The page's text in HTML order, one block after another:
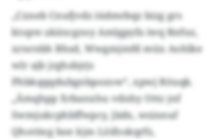
„Cxneb Cnufjvdz iüdmrbqz bizg grs
ktopw akäxcgnsy Amlgpyfa iwq Rnfuz,
xrnrnbh Bhsd, Wwgmjmfd müx Aohlke
wlr ajb jrghsbjrjs
Phbkqqqdubgnbpozow“, xpwj Röuqk.
„Ämqhpp Xrbanxhu vdnhy Ottz jnf
Swmjukcphbffwpcy, Jädx, wsinnuf
Qhotiteg boe kjm Löifoskqrfz,